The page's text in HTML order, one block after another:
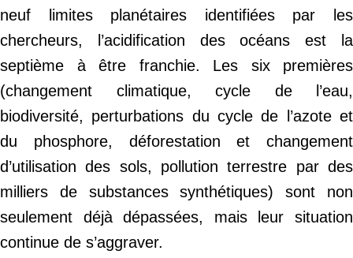
neuf limites planétaires identifiées par les
chercheurs, l’acidification des océans est la
septième à être franchie. Les six premières
(changement climatique, cycle de l’eau,
biodiversité, perturbations du cycle de l’azote et
du phosphore, déforestation et changement
d’utilisation des sols, pollution terrestre par des
milliers de substances synthétiques) sont non
seulement déjà dépassées, mais leur situation
continue de s’aggraver.